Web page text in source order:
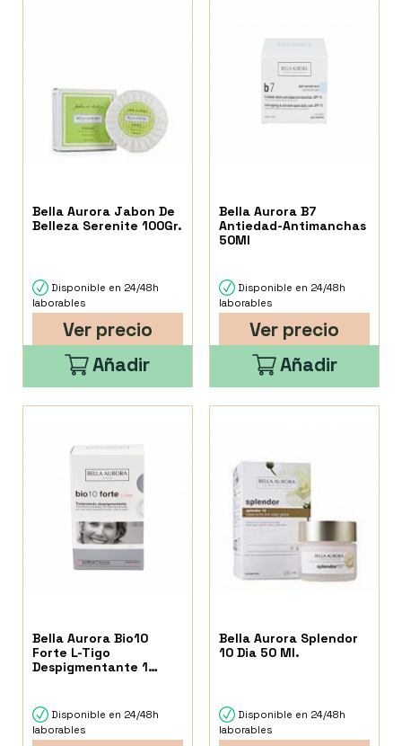
Bella Aurora Jabon De
Belleza Serenite 100Gr.
Disponible en 24/48h
laborables
Ver precio
Añadir
Bella Aurora B7
Antiedad-Antimanchas
50Ml
Disponible en 24/48h
laborables
Ver precio
Añadir
Bella Aurora Bio10
Forte L-Tigo
Despigmentante 1
Disponible en 24/48h
laborables
Bella Aurora Splendor
10 Dia 50 Ml.
Disponible en 24/48h
laborables